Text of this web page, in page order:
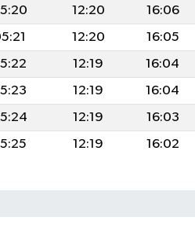
12:20 16:06
12:20 16:05
12:19 16:04
12:19 16:04
12:19 16:03
12:19 16:02